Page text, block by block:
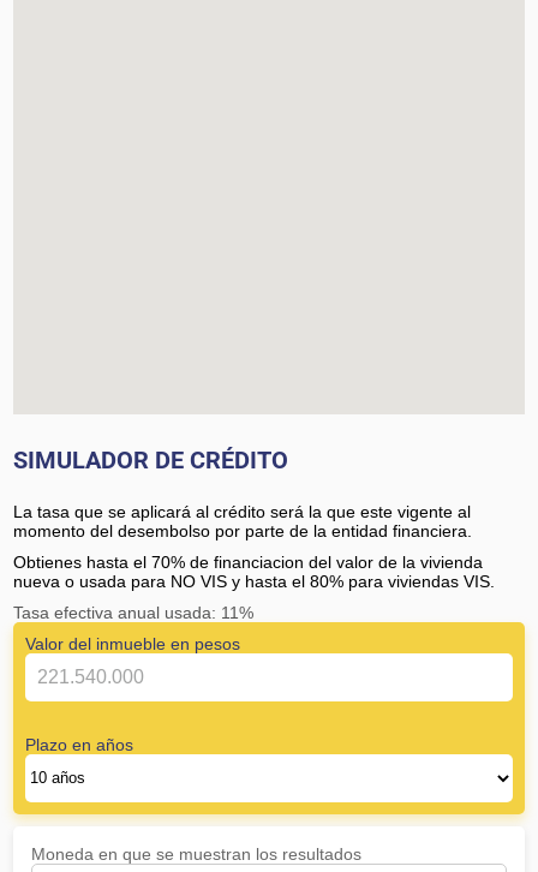
SIMULADOR DE CRÉDITO
La tasa que se aplicará al crédito será la que este vigente al
momento del desembolso por parte de la entidad financiera.
Obtienes hasta el 70% de financiacion del valor de la vivienda
nueva o usada para NO VIS y hasta el 80% para viviendas VIS.
Tasa efectiva anual usada: 11%
Valor del inmueble en pesos
Plazo en años
Moneda en que se muestran los resultados